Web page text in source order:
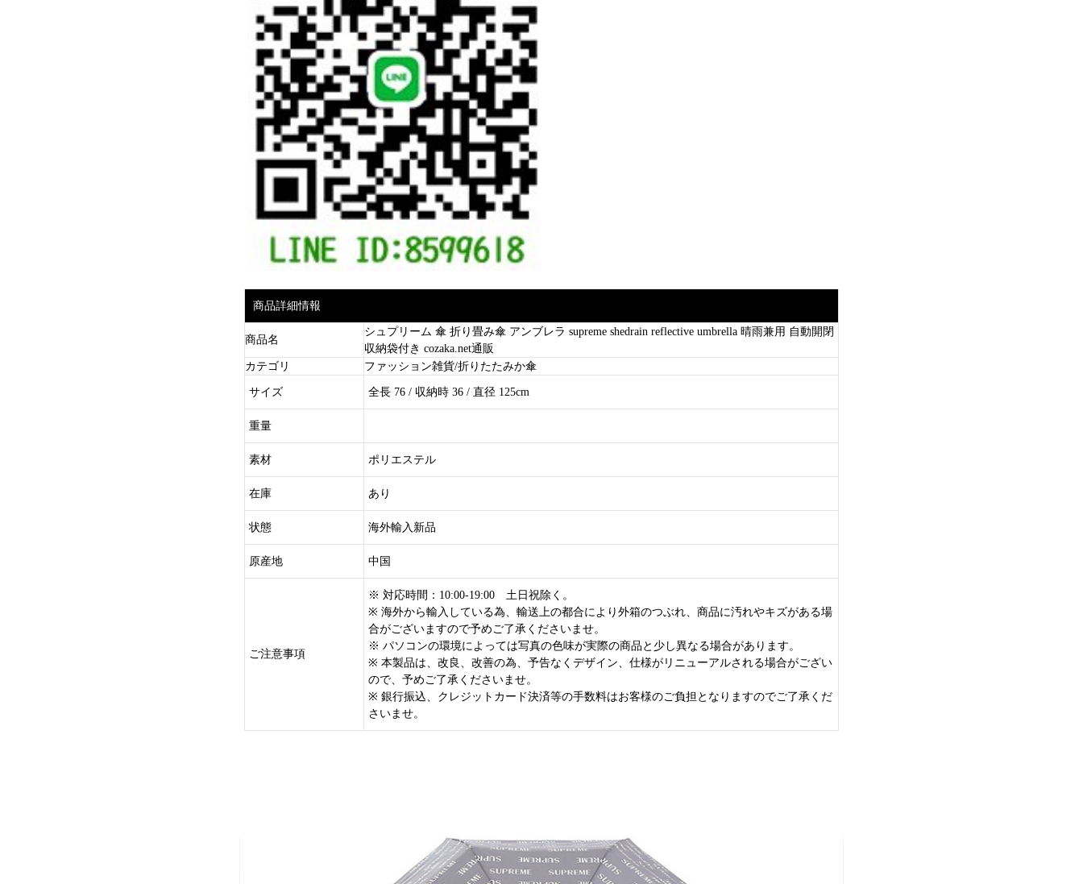
商品詳細情報
商品名
シュプリーム 傘 折り畳み傘 アンブレラ supreme shedrain reflective umbrella 晴雨兼用 自動開閉
収納袋付き cozaka.net通販
カテゴリ
ファッション雑貨/折りたたみか傘
サイズ 全長 76 / 収納時 36 / 直径 125cm
重量
素材 ポリエステル
在庫 あり
状態 海外輸入新品
原産地 中国
ご注意事項
※ 対応時間：10:00-19:00 土日祝除く。
※ 海外から輸入している為、輸送上の都合により外箱のつぶれ、商品に汚れやキズがある場
合がございますので予めご了承くださいませ。
※ パソコンの環境によっては写真の色味が実際の商品と少し異なる場合があります。
※ 本製品は、改良、改善の為、予告なくデザイン、仕様がリニューアルされる場合がござい
ので、予めご了承くださいませ。
※ 銀行振込、クレジットカード決済等の手数料はお客様のご負担となりますのでご了承くだ
さいませ。